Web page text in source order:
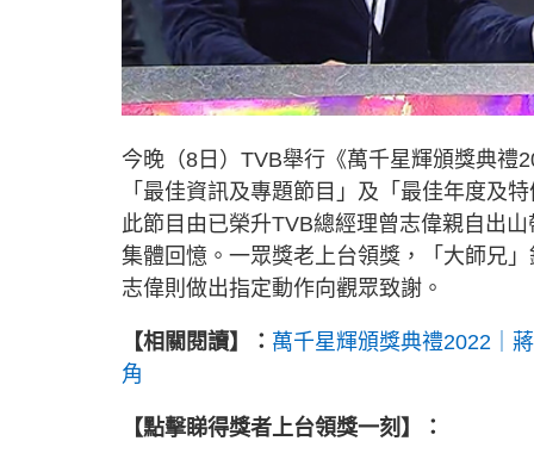
今晚（8日）TVB舉行《萬千星輝頒獎典禮
「最佳資訊及專題節目」及「最佳年度及
此節目由已榮升TVB總經理曾志偉親自出
集體回憶。一眾獎老上台領獎，「大師兄
志偉則做出指定動作向觀眾致謝。
【相關閱讀】： 萬千星輝頒獎典禮2022｜
角
【點擊睇得獎者上台領獎一刻】：